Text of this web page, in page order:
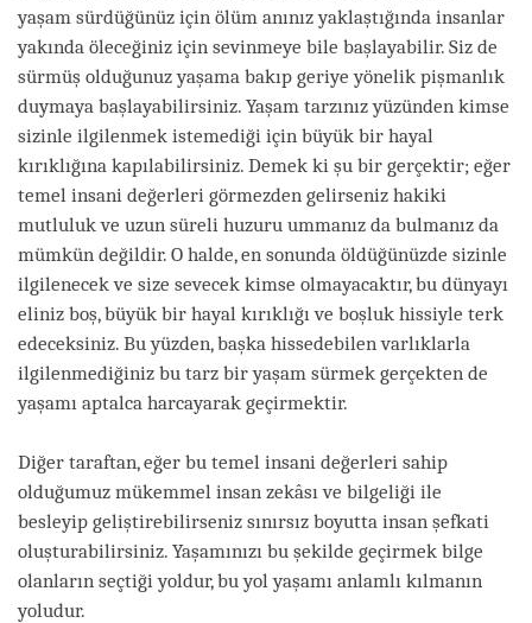
yaşam sürdüğünüz için ölüm anınız yaklaştığında insanlar
yakında öleceğiniz için sevinmeye bile başlayabilir. Siz de
sürmüş olduğunuz yaşama bakıp geriye yönelik pişmanlık
duymaya başlayabilirsiniz. Yaşam tarzınız yüzünden kimse
sizinle ilgilenmek istemediği için büyük bir hayal
kırıklığına kapılabilirsiniz. Demek ki şu bir gerçektir; eğer
temel insani değerleri görmezden gelirseniz hakiki
mutluluk ve uzun süreli huzuru ummanız da bulmanız da
mümkün değildir. O halde, en sonunda öldüğünüzde sizinle
ilgilenecek ve size sevecek kimse olmayacaktır, bu dünyayı
eliniz boş, büyük bir hayal kırıklığı ve boşluk hissiyle terk
edeceksiniz. Bu yüzden, başka hissedebilen varlıklarla
ilgilenmediğiniz bu tarz bir yaşam sürmek gerçekten de
yaşamı aptalca harcayarak geçirmektir.
Diğer taraftan, eğer bu temel insani değerleri sahip
olduğumuz mükemmel insan zekâsı ve bilgeliği ile
besleyip geliştirebilirseniz sınırsız boyutta insan şefkati
oluşturabilirsiniz. Yaşamınızı bu şekilde geçirmek bilge
olanların seçtiği yoldur, bu yol yaşamı anlamlı kılmanın
yoludur.